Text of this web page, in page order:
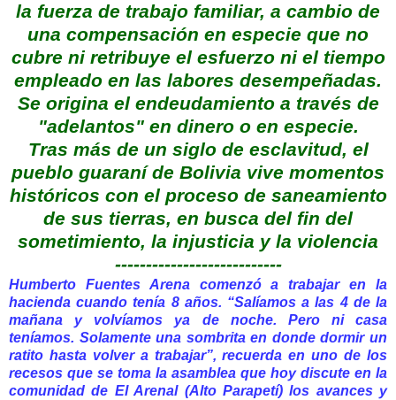
la fuerza de trabajo familiar, a cambio de
una compensación en especie que no
cubre ni retribuye el esfuerzo ni el tiempo
empleado en las labores desempeñadas.
Se origina el endeudamiento a través de
"adelantos" en dinero o en especie.
Tras más de un siglo de esclavitud, el
pueblo guaraní de Bolivia vive momentos
históricos con el proceso de saneamiento
de sus tierras, en busca del fin del
sometimiento, la injusticia y la violencia
---------------------------
Humberto Fuentes Arena comenzó a trabajar en la
hacienda cuando tenía 8 años. “Salíamos a las 4 de la
mañana y volvíamos ya de noche. Pero ni casa
teníamos. Solamente una sombrita en donde dormir un
ratito hasta volver a trabajar”, recuerda en uno de los
recesos que se toma la asamblea que hoy discute en la
comunidad de El Arenal (Alto Parapetí) los avances y